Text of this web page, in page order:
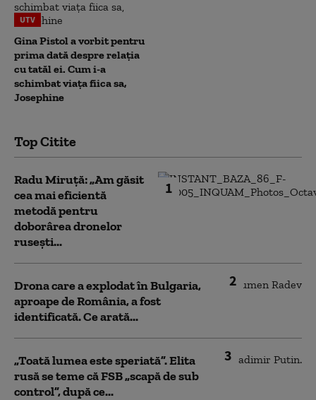
UTV
Gina Pistol a vorbit pentru
prima dată despre relația
cu tatăl ei. Cum i-a
schimbat viața fiica sa,
Josephine
Top Citite
1
Radu Miruță: „Am găsit
cea mai eficientă
metodă pentru
doborârea dronelor
rusești...
2
Drona care a explodat în Bulgaria,
aproape de România, a fost
identificată. Ce arată...
3
„Toată lumea este speriată”. Elita
rusă se teme că FSB „scapă de sub
control”, după ce...